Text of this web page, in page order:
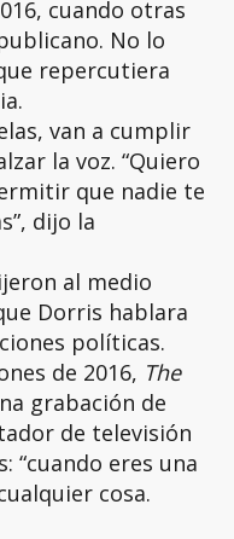
cuando otras
No lo
repercutiera
van a cumplir
la voz. “Quiero
que nadie te
dijo la
al medio
Dorris hablara
políticas.
de 2016, The
grabación de
de televisión
“cuando eres una
cosa.